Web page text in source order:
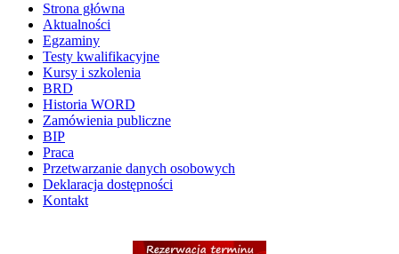
Strona główna
Aktualności
Egzaminy
Testy kwalifikacyjne
Kursy i szkolenia
BRD
Historia WORD
Zamówienia publiczne
BIP
Praca
Przetwarzanie danych osobowych
Deklaracja dostępności
Kontakt